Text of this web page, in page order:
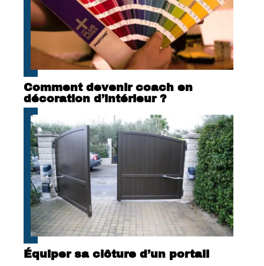
Comment devenir coach en
décoration d’intérieur ?
Équiper sa clôture d’un portail